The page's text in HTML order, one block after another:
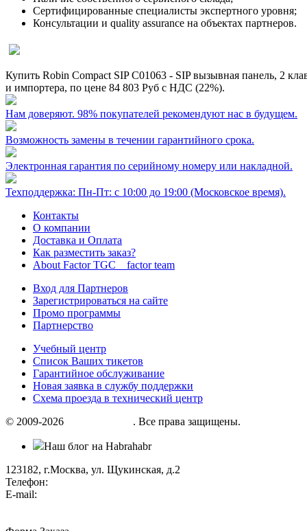
Сертифицированные специалисты экспертного уровня;
Консультации и quality assurance на объектах партнеров.
Купить Robin Compact SIP C01063 - SIP вызывная панель, 2
и импортера, по цене 84 803 Руб с НДС (22%).
Нам доверяют. 98% покупателей рекомендуют нас в будущем.
Возможность замены в течении гарантийного срока.
Электронная гарантия по серийному номеру или накладной.
Техподдержка: Пн-Пт: с 10:00 до 19:00 (Московское время).
Контакты
О компании
Доставка и Оплата
Как разместить заказ?
About Factor TGC _ factor team
Вход для Партнеров
Зарегистрироваться на сайте
Промо программы
Партнерство
Учебный центр
Список Ваших тикетов
Гарантийное обслуживание
Новая заявка в службу поддержки
Схема проезда в технический центр
© 2009-2026
. Все права защищены.
Наш блог на Habrahabr
123182, г.Москва, ул. Щукинская, д.2
Телефон:
E-mail: